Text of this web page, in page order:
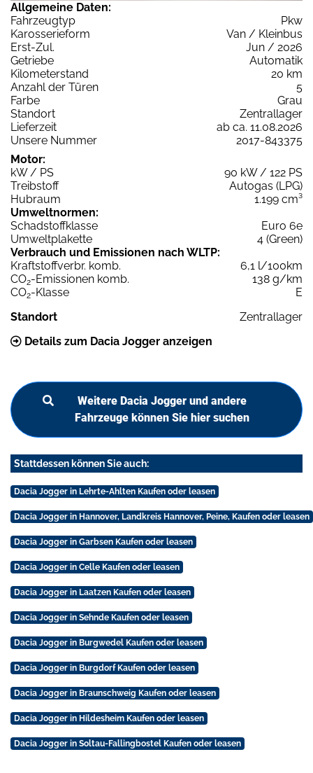
Allgemeine Daten:
Fahrzeugtyp
Pkw
Karosserieform
Van / Kleinbus
Erst-Zul.
Jun / 2026
Getriebe
Automatik
Kilometerstand
20 km
Anzahl der Türen
5
Farbe
Grau
Standort
Zentrallager
Lieferzeit
ab ca. 11.08.2026
Unsere Nummer
2017-843375
Motor:
kW / PS
90 kW / 122 PS
Treibstoff
Autogas (LPG)
Hubraum
1.199 cm³
Umweltnormen:
Schadstoffklasse
Euro 6e
Umweltplakette
4 (Green)
Verbrauch und Emissionen nach WLTP:
Kraftstoffverbr. komb.
6,1 l/100km
CO2-Emissionen komb.
138 g/km
CO2-Klasse
E
Standort
Zentrallager
Details zum Dacia Jogger anzeigen
Weitere Dacia Jogger und andere
Fahrzeuge können Sie hier suchen
Stattdessen können Sie auch:
Dacia Jogger in Lehrte-Ahlten Kaufen oder leasen
Dacia Jogger in Hannover, Landkreis Hannover, Peine, Kaufen oder leasen
Dacia Jogger in Garbsen Kaufen oder leasen
Dacia Jogger in Celle Kaufen oder leasen
Dacia Jogger in Laatzen Kaufen oder leasen
Dacia Jogger in Sehnde Kaufen oder leasen
Dacia Jogger in Burgwedel Kaufen oder leasen
Dacia Jogger in Burgdorf Kaufen oder leasen
Dacia Jogger in Braunschweig Kaufen oder leasen
Dacia Jogger in Hildesheim Kaufen oder leasen
Dacia Jogger in Soltau-Fallingbostel Kaufen oder leasen